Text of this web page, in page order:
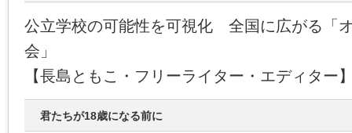
公立学校の可能性を可視化 全国に広がる「
会」
【長島ともこ・フリーライター・エディター
君たちが18歳になる前に